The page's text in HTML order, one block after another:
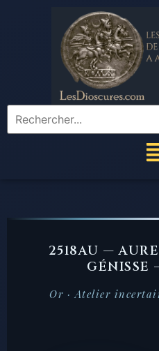
2518AU —
GÉNISSE
Or · Atelier